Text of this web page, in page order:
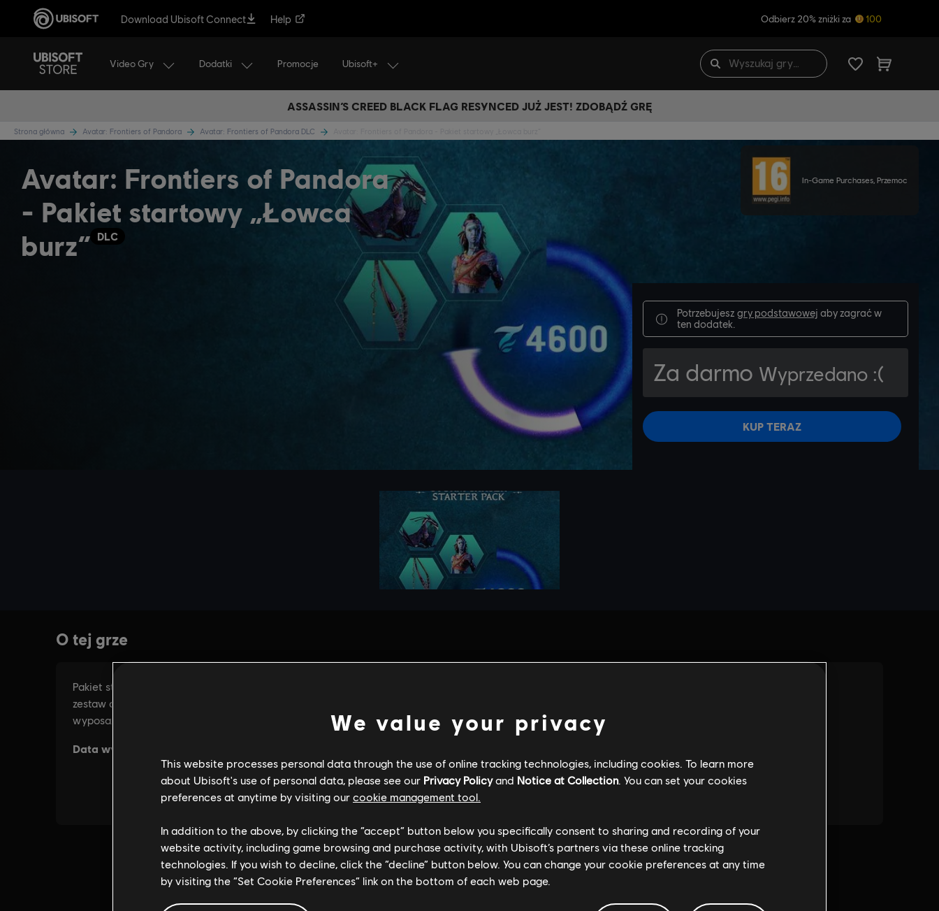
Download Ubisoft Connect Help Odbierz 20% zniżki za 100
Video Gry Dodatki Promocje Ubisoft+
ASSASSIN’S CREED BLACK FLAG RESYNCED JUŻ JEST! ZDOBĄDŹ GRĘ
Strona główna Avatar: Frontiers of Pandora Avatar: Frontiers of Pandora DLC
In-Game Purchases, Przemoc
Avatar: Frontiers of Pandora
- Pakiet startowy „Łowca
burz”
DLC
Potrzebujesz gry podstawowej aby zagrać w
ten dodatek.
Za darmo Wyprzedano :(
KUP TERAZ
Informacje ogólne
We value your privacy
This website processes personal data through the use of online tracking technologies, including cookies. To learn more
about Ubisoft's use of personal data, please see our Privacy Policyand Notice at Collection. You can set your cookies
preferences at anytime by visiting our cookie management tool.
In addition to the above, by clicking the “accept” button below you specifically consent to sharing and recording of your
website activity, including game browsing and purchase activity, with Ubisoft’s partners via these online tracking
technologies. If you wish to decline, click the “decline” button below. You can change your cookie preferences at any time
by visiting the “Set Cookie Preferences” link on the bottom of each web page.